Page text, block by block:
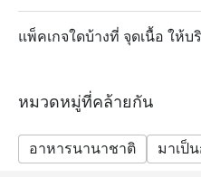
แพ็คเกจใดบ้างที่ จุดเนื้อ ให้บ
หมวดหมู่ที่คล้ายกัน
อาหารนานาชาติ มาเป็